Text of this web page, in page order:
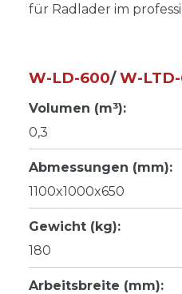
für Radlader im
W-LD-600/W-
Volumen (m³):
0,3
Abmessungen (mm):
1100x1000x650
Gewicht (kg):
180
Arbeitsbreite (mm):